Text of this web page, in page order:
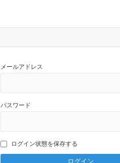
メールアドレス
パスワード
ログイン状態を保存する